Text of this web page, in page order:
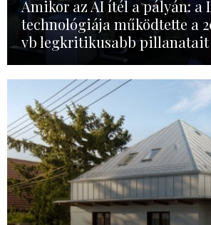
Amikor az AI ítél a pályán: a
technológiája működtette a
vb legkritikusabb pillanatait